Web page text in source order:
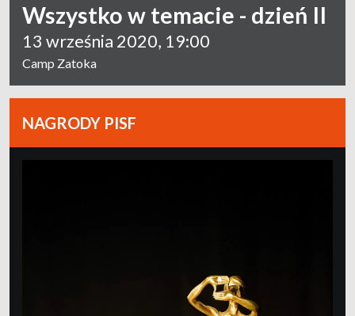
Wszystko w temacie - dzień II
13 września 2020, 19:00
Camp Zatoka
NAGRODY PISF